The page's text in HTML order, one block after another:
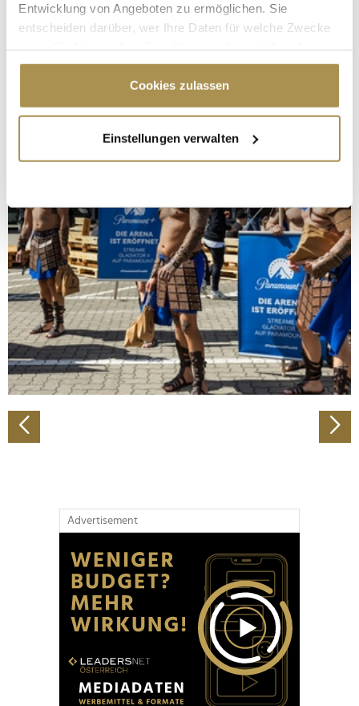
Entwicklung von Angeboten zu ermöglichen. Sie
entscheiden darüber, wer Ihre Daten für welche Zwecke
Cookie-Erklärung oder durch Klicken auf das Privacy
Trigger Symbol ändern oder widerrufen
Informationen über Ihre geografische Lage
erfassen, welche bis auf einige Meter genau sein
bestimmten Merkmalen (Fingerprinting) identifizieren
Erfahren Sie mehr darüber, wie Ihre persönlichen Daten
verarbeitet werden, und legen Sie Ihre Präferenzen im
Abschnitt Einzelheitenfest.
Wir verwenden Cookies, um Inhalte und Anzeigen zu
personalisieren, Funktionen für soziale Medien anbieten
zu können und die Zugriffe auf unsere Website zu
analysieren. Außerdem geben wir Informationen zu Ihrer
Verwendung unserer Website an unsere Partner für
soziale Medien, Werbung und Analysen weiter. Unsere
Partner führen diese Informationen möglicherweise mit
Cookies zulassen
Einstellungen verwalten
Advertisement